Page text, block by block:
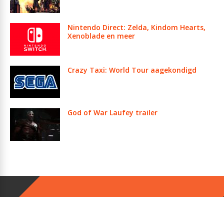
Nintendo Direct: Zelda, Kindom Hearts,
Xenoblade en meer
Crazy Taxi: World Tour aagekondigd
God of War Laufey trailer